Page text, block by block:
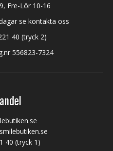
Fre-Lör 10-16
se kontakta oss
40 (tryck 2)
556823-7324
40 (tryck 1)